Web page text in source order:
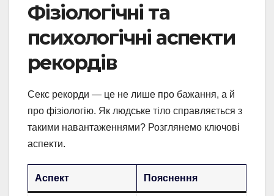
Фізіологічні та
психологічні аспекти
рекордів
Секс рекорди — це не лише про бажання, а й
про фізіологію. Як людське тіло справляється з
такими навантаженнями? Розглянемо ключові
аспекти.
Аспект Пояснення